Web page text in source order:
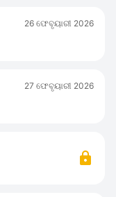
26 ଫେବୃୟାରୀ 2026
27 ଫେବୃୟାରୀ 2026